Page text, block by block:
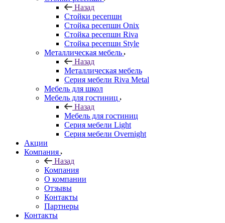
Назад
Стойки ресепшн
Стойка ресепшн Onix
Стойка ресепшн Riva
Стойка ресепшн Style
Металлическая мебель
Назад
Металлическая мебель
Серия мебели Riva Metal
Мебель для школ
Мебель для гостиниц
Назад
Мебель для гостиниц
Серия мебели Light
Серия мебели Overnight
Акции
Компания
Назад
Компания
О компании
Отзывы
Контакты
Партнеры
Контакты